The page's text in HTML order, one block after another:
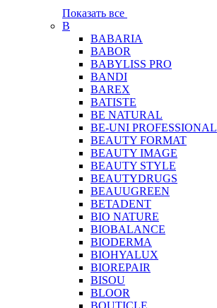
Показать все
B
BABARIA
BABOR
BABYLISS PRO
BANDI
BAREX
BATISTE
BE NATURAL
BE-UNI PROFESSIONAL
BEAUTY FORMAT
BEAUTY IMAGE
BEAUTY STYLE
BEAUTYDRUGS
BEAUUGREEN
BETADENT
BIO NATURE
BIOBALANCE
BIODERMA
BIOHYALUX
BIOREPAIR
BISOU
BLOOR
BOUTICLE